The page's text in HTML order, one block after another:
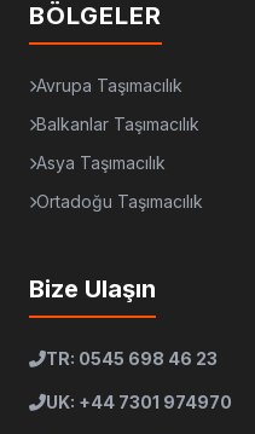
BÖLGELER
Avrupa Taşımacılık
Balkanlar Taşımacılık
Asya Taşımacılık
Ortadoğu Taşımacılık
Bize Ulaşın
TR: 0545 698 46 23
UK: +44 7301 974970